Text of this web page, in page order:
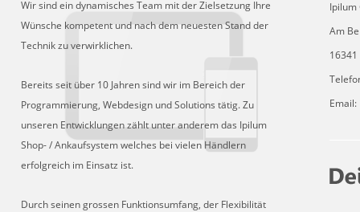
Wir sind ein dynamisches Team mit der Zielsetzung Ihre
Wünsche kompetent und nach dem neuesten Stand der
Technik zu verwirklichen.
Bereits seit über 10 Jahren sind wir im Bereich der
Programmierung, Webdesign und Solutions tätig. Zu
unseren Entwicklungen zählt unter anderem das Ipilum
Shop- / Ankaufsystem welches bei vielen Händlern
erfolgreich im Einsatz ist.
Durch seinen grossen Funktionsumfang, der Flexibilität
Ipilum
Am